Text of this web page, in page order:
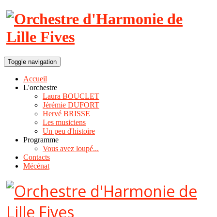
Toggle navigation
Accueil
L'orchestre
Laura BOUCLET
Jérémie DUFORT
Hervé BRISSE
Les musiciens
Un peu d'histoire
Programme
Vous avez loupé...
Contacts
Mécénat